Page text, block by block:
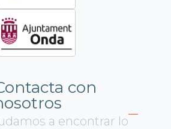
con
a encontrar lo